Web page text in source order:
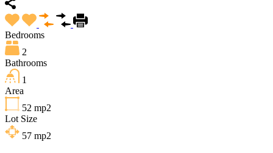
Bedrooms
2
Bathrooms
1
Area
52 mp2
Lot Size
57 mp2